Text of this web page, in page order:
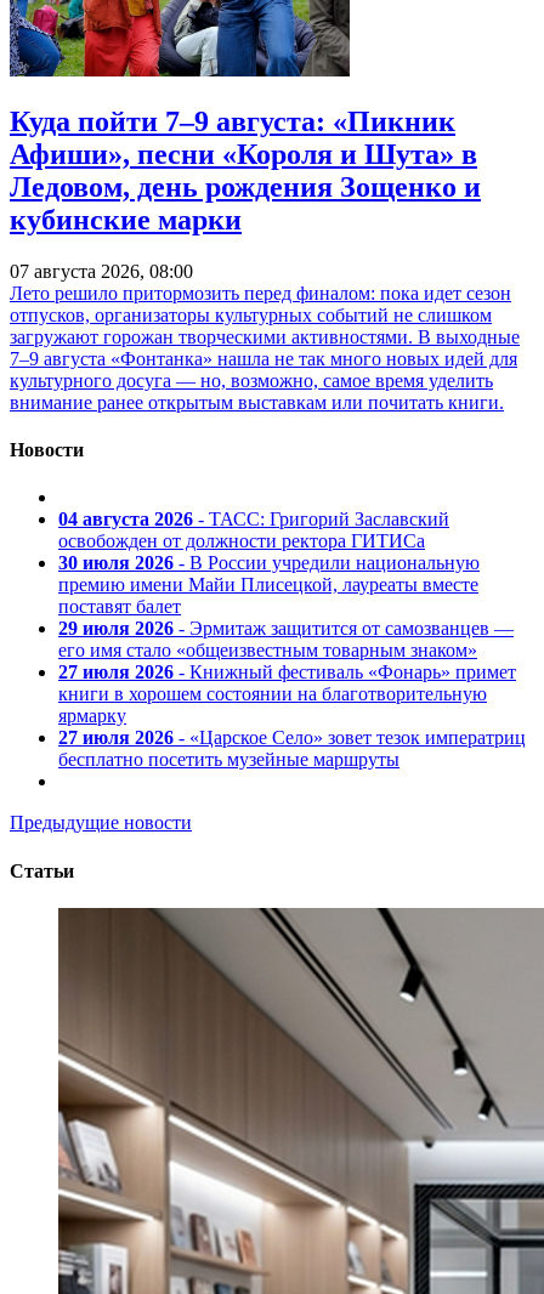
Куда пойти 7–9 августа: «Пикник
Афиши», песни «Короля и Шута» в
Ледовом, день рождения Зощенко и
кубинские марки
07 августа 2026, 08:00
Лето решило притормозить перед финалом: пока идет сезон
отпусков, организаторы культурных событий не слишком
загружают горожан творческими активностями. В выходные
7–9 августа «Фонтанка» нашла не так много новых идей для
культурного досуга — но, возможно, самое время уделить
внимание ранее открытым выставкам или почитать книги.
Новости
04 августа 2026 - ТАСС: Григорий Заславский
освобожден от должности ректора ГИТИСа
30 июля 2026 - В России учредили национальную
премию имени Майи Плисецкой, лауреаты вместе
поставят балет
29 июля 2026 - Эрмитаж защитится от самозванцев —
его имя стало «общеизвестным товарным знаком»
27 июля 2026 - Книжный фестиваль «Фонарь» примет
книги в хорошем состоянии на благотворительную
ярмарку
27 июля 2026 - «Царское Село» зовет тезок императриц
бесплатно посетить музейные маршруты
Предыдущие новости
Статьи